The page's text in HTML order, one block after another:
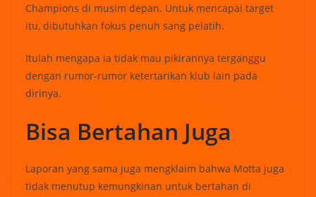
Champions di musim depan. Untuk mencapai target
itu, dibutuhkan fokus penuh sang pelatih.
Itulah mengapa ia tidak mau pikirannya terganggu
dengan rumor-rumor ketertarikan klub lain pada
dirinya.
Bisa Bertahan Juga
Laporan yang sama juga mengklaim bahwa Motta juga
tidak menutup kemungkinan untuk bertahan di